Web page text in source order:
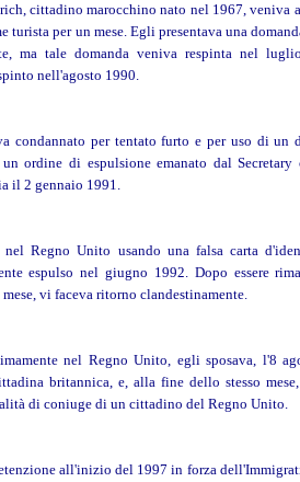
cittadino marocchino nato nel 1967, veniva
turista per un mese. Egli presentava una
ma tale domanda veniva respinta nel
nell'agosto 1990.
condannato per tentato furto e per uso di un
ordine di espulsione emanato dal Secretary
il 2 gennaio 1991.
Regno Unito usando una falsa carta
espulso nel giugno 1992. Dopo essere
vi faceva ritorno clandestinamente.
nel Regno Unito, egli sposava, l'8
britannica, e, alla fine dello stesso
di coniuge di un cittadino del Regno Unito.
all'inizio del 1997 in forza